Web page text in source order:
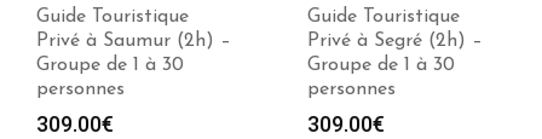
Guide Touristique
Privé à Saumur (2h) –
Groupe de 1 à 30
personnes
309.00€
Guide Touristique
Privé à Segré (2h) –
Groupe de 1 à 30
personnes
309.00€